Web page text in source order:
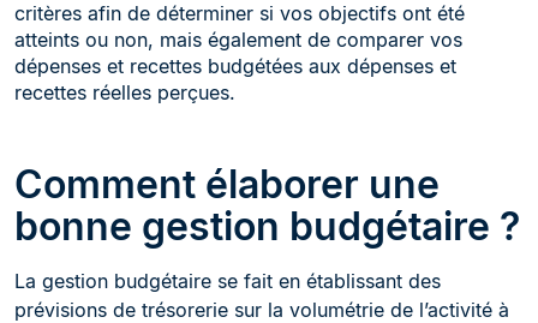
critères afin de déterminer si vos objectifs ont été
atteints ou non, mais également de comparer vos
dépenses et recettes budgétées aux dépenses et
recettes réelles perçues.
Comment élaborer une
bonne gestion budgétaire ?
La gestion budgétaire se fait en établissant des
prévisions de trésorerie sur la volumétrie de l’activité à